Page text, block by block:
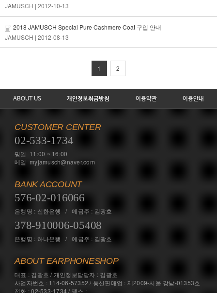
JAMUSCH | 2012-10-13
2018 JAMUSCH Special Pure Cashmere Coat 구입 안내
JAMUSCH | 2012-08-13
1 2
ABOUT US 개인정보취급방침 이용약관 이용안내
CUSTOMER CENTER
02-533-1734
평일 11:00 ~ 16:00
메일 myjamusch@naver.com
BANK ACCOUNT
576-02-016066
은행명 : 신한은행 / 예금주 : 김광호
378-910006-05408
은행명 : 하나은행 / 예금주 : 김광호
ABOUT EARPHONESHOP
대표 : 김광호 / 개인정보담당자 : 김광호
사업자번호 : 114-06-57352 / 통신판매업 : 제2009-서울 강남-01353호
전화 : 02-533-1734 / 팩스 :